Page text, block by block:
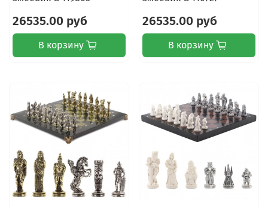
26535.00 руб
В корзину
26535.00 руб
В корзину